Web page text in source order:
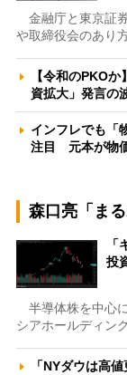
金融庁と東京証
や取締役会のあり
【令和のPKO
資拡大」発言
インフレでも「
注目 元本が物
森口亮「ま
投
半導体株を中心
シアホールディン
「NYダウは高